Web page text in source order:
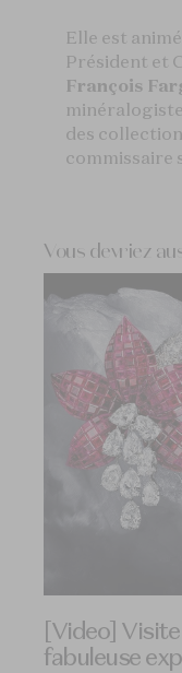
Elle est
Président et
François
des
commissaire
Vous devriez
[Video]
fabuleuse